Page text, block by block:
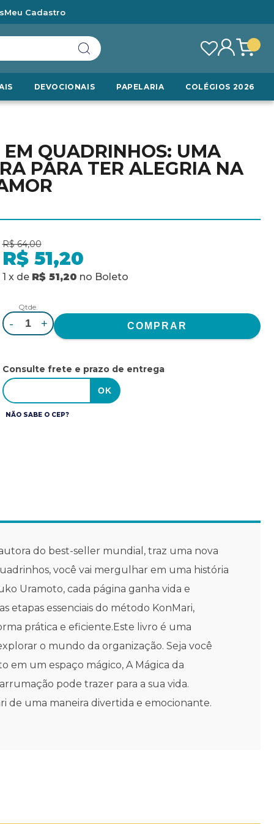
Meu Cadastro
DEVOCIONAIS PAPELARIA COLÉGIOS 2026
QUADRINHOS: UMA
PARA TER ALEGRIA NA
R$ 64,00
R$ 51,20
1 x de R$ 51,20 no Boleto
Qtde.
- +
Consulte frete e prazo de entrega
NÃO SABE O CEP?
do best-seller mundial, traz uma nova
você vai mergulhar em uma história
Uramoto, cada página ganha vida e
etapas essenciais do método KonMari,
prática e eficiente.Este livro é uma
o mundo da organização. Seja você
um espaço mágico, A Mágica da
pode trazer para a sua vida.
de uma maneira divertida e emocionante.